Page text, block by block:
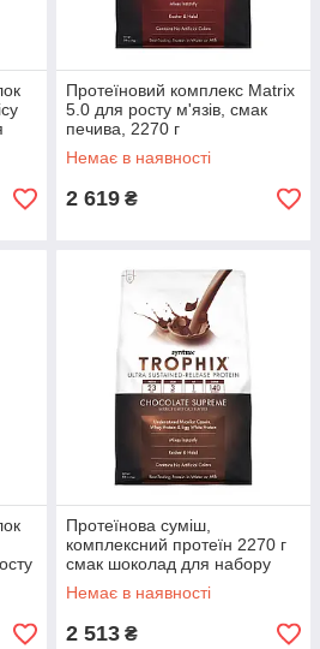
Протеїновий комплекс Matrix
5.0 для росту м'язів, смак
печива, 2270 г
Немає в наявності
2 619 ₴
Протеїнова суміш,
комплексний протеїн 2270 г
смак шоколад для набору
м'язової маси та відновлення
Syntrax Trophix
Немає в наявності
2 513 ₴